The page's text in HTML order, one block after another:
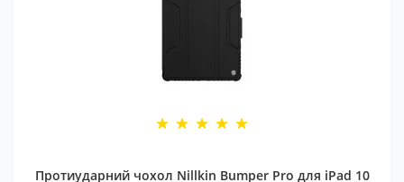
Протиударний чохол Nillkin Bumper Pro для iPad 10